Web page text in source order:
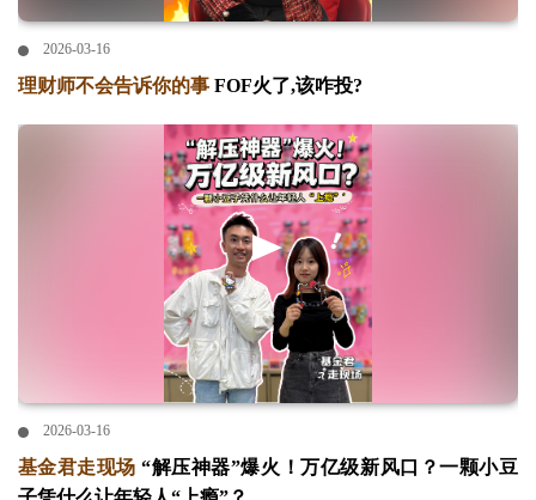
2026-03-16
理财师不会告诉你的事 FOF火了,该咋投?
2026-03-16
基金君走现场 “解压神器”爆火！万亿级新风口？一颗小豆